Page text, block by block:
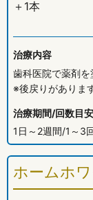
＋1本
治療内容
歯科医院で薬剤を
※後戻りがあります
治療期間/回数目安
1日～2週間/1～3
ホームホ